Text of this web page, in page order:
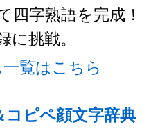
四字熟語を完成！
に挑戦。
覧はこちら
ピペ顔文字辞典